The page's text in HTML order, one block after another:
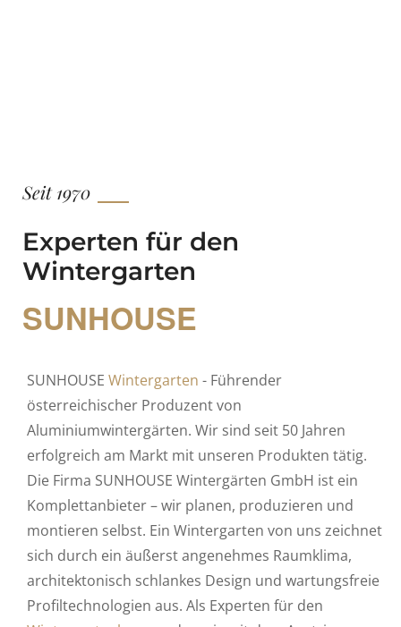
Seit 1970
Experten für den
Wintergarten
SUNHOUSE
SUNHOUSE Wintergarten - Führender
österreichischer Produzent von
Aluminiumwintergärten. Wir sind seit 50 Jahren
erfolgreich am Markt mit unseren Produkten tätig.
Die Firma SUNHOUSE Wintergärten GmbH ist ein
Komplettanbieter – wir planen, produzieren und
montieren selbst. Ein Wintergarten von uns zeichnet
sich durch ein äußerst angenehmes Raumklima,
architektonisch schlankes Design und wartungsfreie
Profiltechnologien aus. Als Experten für den